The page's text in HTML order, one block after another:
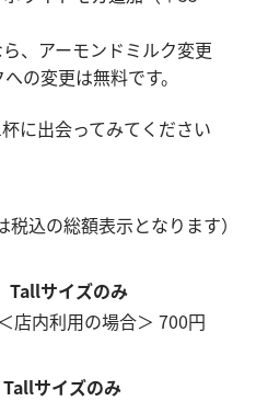
、アーモンドミルク変更
の変更は無料です。
に出会ってみてください
込の総額表示となります）
Tallサイズのみ
店内利用の場合＞ 700円
Tallサイズのみ